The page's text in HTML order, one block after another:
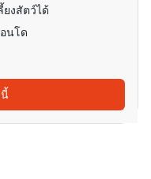
ยงสัตว์ได้
นโด